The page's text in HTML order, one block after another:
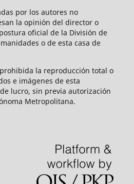
por los autores no
la opinión del director o
oficial de la División de
o de esta casa de
la reproducción total o
e imágenes de esta
lucro, sin previa autorización
Metropolitana.